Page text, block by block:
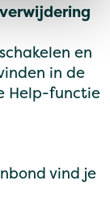
en
in de
Help-functie
vind je